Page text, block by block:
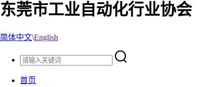
东莞市工业自动化行业协会
简体中文\English
首页